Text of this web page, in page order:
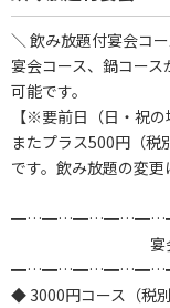
＼ 飲み放題付宴会コ
宴会コース、鍋コー
可能です。
【※要前日（日・祝の
またプラス500円（税
です。飲み放題の変更
宴会コ
◆ 3000円コース（税別